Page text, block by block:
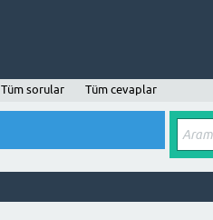
Tüm sorular Tüm cevaplar